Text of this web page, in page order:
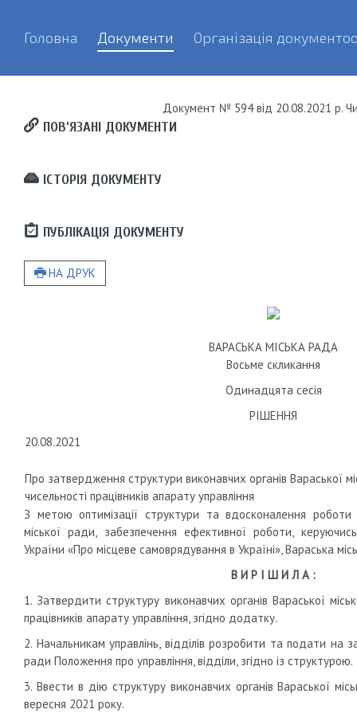
Головна Документи Організація
Документ № 594від 20.08.2021 р.
ПОВ’ЯЗАНІ ДОКУМЕНТИ
ІСТОРІЯ ДОКУМЕНТУ
ПУБЛІКАЦІЯ ДОКУМЕНТУ
НА ДРУК
ВАРАСЬКА МІСЬКА РАДА
Восьме скликання
Одинадцята сесія
РІШЕННЯ
20.08.2021
Про затвердження структури виконавчих органів Вараської
чисельності працівників апарату управління
З метою оптимізації структури та вдосконалення роботи
міської ради, забезпечення ефективної роботи,
України «Про місцеве самоврядування в Україні», Вараська
В И Р І Ш И Л А :
1. Затвердити структуру виконавчих органів Вараської
працівників апарату управління, згідно додатку.
2. Начальникам управлінь, відділів розробити та подати на
ради Положення про управління, відділи, згідно із структурою.
3. Ввести в дію структуру виконавчих органів Вараської
вересня 2021 року.